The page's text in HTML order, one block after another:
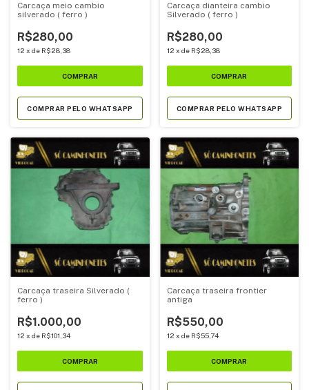
Carcaça meio cambio
silverado ( ferro )
R$280,00
12 x de R$28,38
COMPRAR PELO WHATSAPP
Carcaça dianteira cambio
Silverado ( ferro )
R$280,00
12 x de R$28,38
COMPRAR PELO WHATSAPP
Carcaça traseira Silverado (
ferro )
R$1.000,00
12 x de R$101,34
Carcaça traseira frontier
antiga
R$550,00
12 x de R$55,74